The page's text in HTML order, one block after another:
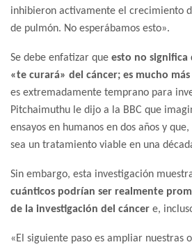
inhibieron activamente el crecimiento
de pulmón. No esperábamos esto».
Se debe enfatizar que esto no
«te curará» del cáncer; es mucho
es extremadamente temprano para
Pitchaimuthu le dijo a la BBC que
ensayos en humanos en dos años y
sea un tratamiento viable en una
Sin embargo, esta investigación
cuánticos podrían ser realmente
de la investigación del cáncer e,
«El siguiente paso es ampliar nuestras